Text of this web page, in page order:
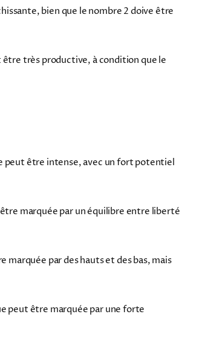
bien que le nombre 2 doive être
très productive, à condition que le
peut être intense, avec un fort potentiel
marquée par un équilibre entre liberté
par des hauts et des bas, mais
peut être marquée par une forte